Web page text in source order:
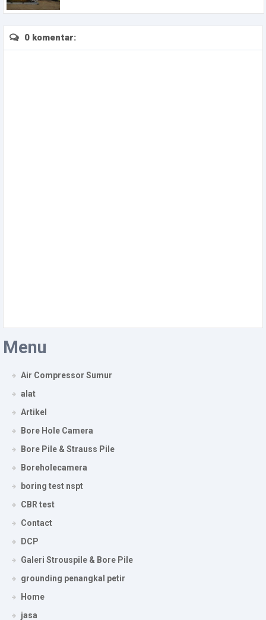
0 komentar:
Menu
Air Compressor Sumur
alat
Artikel
Bore Hole Camera
Bore Pile & Strauss Pile
Boreholecamera
boring test nspt
CBR test
Contact
DCP
Galeri Strouspile & Bore Pile
grounding penangkal petir
Home
jasa